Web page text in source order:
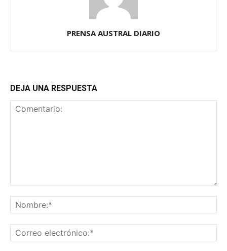
PRENSA AUSTRAL DIARIO
DEJA UNA RESPUESTA